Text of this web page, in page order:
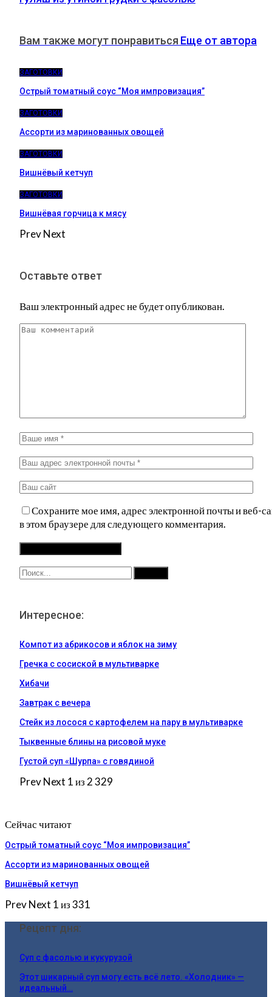
Вам также могут понравиться Еще от автора
ЗАГОТОВКИ
Острый томатный соус “Моя импровизация”
ЗАГОТОВКИ
Ассорти из маринованных овощей
ЗАГОТОВКИ
Вишнёвый кетчуп
ЗАГОТОВКИ
Вишнёвая горчица к мясу
PrevNext
Оставьте ответ
Ваш электронный адрес не будет опубликован.
Сохраните мое имя, адрес электронной почты и веб-
в этом браузере для следующего комментария.
Интересное:
Компот из абрикосов и яблок на зиму
Гречка с сосиской в мультиварке
Хибачи
Завтрак с вечера
Стейк из лосося с картофелем на пару в мультиварке
Тыквенные блины на рисовой муке
Густой суп «Шурпа» с говядиной
PrevNext 1 из 2 329
Сейчас читают
Острый томатный соус “Моя импровизация”
Ассорти из маринованных овощей
Вишнёвый кетчуп
PrevNext 1 из 331
Рецепт дня:
Суп с фасолью и кукурузой
Этот шикарный суп могу есть всё лето. «Холодник» —
идеальный…